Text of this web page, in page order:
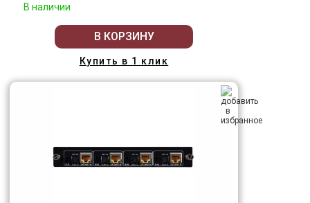
В наличии
В КОРЗИНУ
Купить в 1 клик